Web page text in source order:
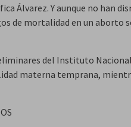
Álvarez. Y aunque no han
de mortalidad en un aborto
del Instituto Nacional
materna temprana,